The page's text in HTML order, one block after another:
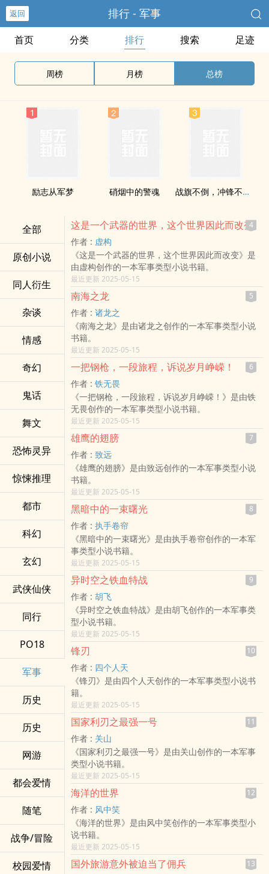
返回 排行 - 军事
首页 分类 排行 搜索 足迹
周榜 月榜 总榜
励志从军梦 硝烟中的警魂 战旗不倒，冲锋不止。我以血卫国
全部
原创小说
同人衍生
杂谈
情感
奇幻
鬼话
舞文
恐怖灵异
惊悚推理
都市
科幻
玄幻
武侠仙侠
同行
PO18
军事
历史
历史
网游
都会爱情
随笔
战争/冒险
校园爱情
这是一个武器的世界，这个世界因此而改变
4
作者 : 虚构
《这是一个武器的世界，这个世界因此而改变》是
由虚构创作的一本军事类型小说书籍。
最近更新 2025-05-15
南海之龙 5
作者 : 诸龙之
《南海之龙》是由诸龙之创作的一本军事类型小说
书籍。
最近更新 2025-05-15
一把钢枪，一段旅程，诉说岁月峥嵘！ 6
作者 : 铁无畏
《一把钢枪，一段旅程，诉说岁月峥嵘！》是由铁
无畏创作的一本军事类型小说书籍。
最近更新 2025-05-15
雄鹰的翅膀 7
作者 : 致远
《雄鹰的翅膀》是由致远创作的一本军事类型小说
书籍。
最近更新 2025-05-15
黑暗中的一束曙光 8
作者 : 执手卷帘
《黑暗中的一束曙光》是由执手卷帘创作的一本军
事类型小说书籍。
最近更新 2025-05-15
异时空之铁血特战 9
作者 : 胡飞
《异时空之铁血特战》是由胡飞创作的一本军事类
型小说书籍。
最近更新 2025-05-15
锋刃 10
作者 : 四个人天
《锋刃》是由四个人天创作的一本军事类型小说书
籍。
最近更新 2025-05-15
国家利刃之最强一号 11
作者 : 关山
《国家利刃之最强一号》是由关山创作的一本军事
类型小说书籍。
最近更新 2025-05-15
海洋的世界 12
作者 : 风中笑
《海洋的世界》是由风中笑创作的一本军事类型小
说书籍。
最近更新 2025-05-15
国外旅游意外被迫当了佣兵 13